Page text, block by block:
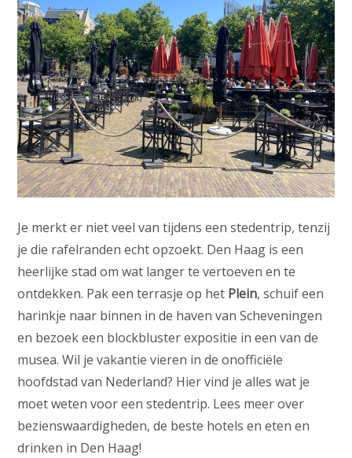
Je merkt er niet veel van tijdens een stedentrip, tenzij
je die rafelranden echt opzoekt. Den Haag is een
heerlijke stad om wat langer te vertoeven en te
ontdekken. Pak een terrasje op het Plein, schuif een
harinkje naar binnen in de haven van Scheveningen
en bezoek een blockbluster expositie in een van de
musea. Wil je vakantie vieren in de onofficiële
hoofdstad van Nederland? Hier vind je alles wat je
moet weten voor een stedentrip. Lees meer over
bezienswaardigheden, de beste hotels en eten en
drinken in Den Haag!